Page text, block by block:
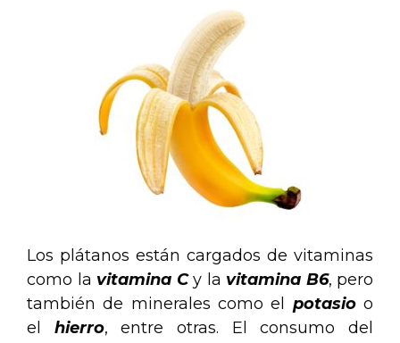
Los plátanos están cargados de vitaminas
como la vitamina Cy la vitamina B6, pero
también de minerales como el potasioo
el hierro, entre otras. El consumo del